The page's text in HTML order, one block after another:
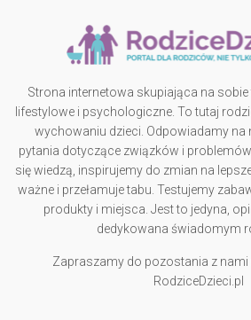
Strona internetowa skupiająca na sobie
lifestylowe i psychologiczne. To tutaj
wychowaniu dzieci. Odpowiadamy na
pytania dotyczące związków i
się wiedzą, inspirujemy do zmian na
ważne i przełamuje tabu. Testujemy
produkty i miejsca. Jest to jedyna,
dedykowana świadomym
Zapraszamy do pozostania z nami
RodziceDzieci.pl